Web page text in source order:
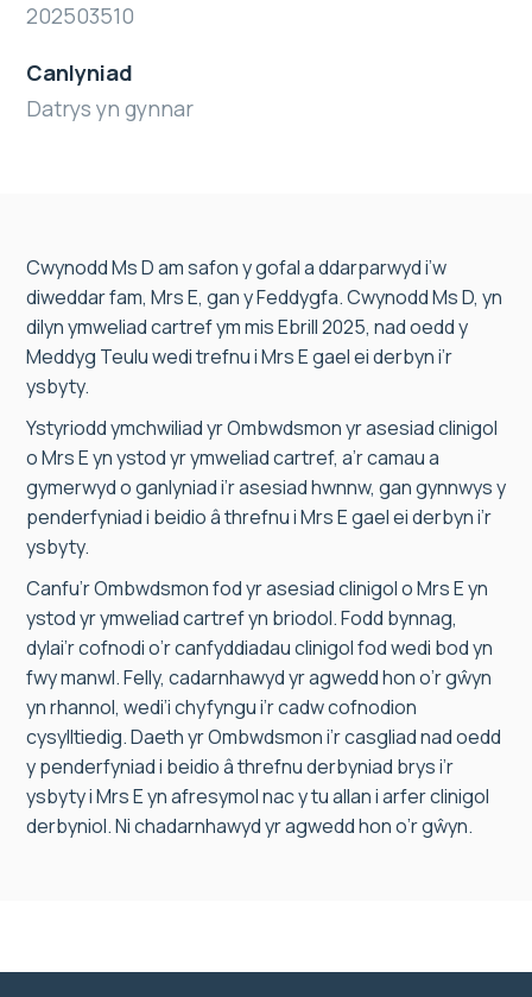
202503510
Canlyniad
Datrys yn gynnar
Cwynodd Ms D am safon y gofal a ddarparwyd i’w
diweddar fam, Mrs E, gan y Feddygfa. Cwynodd Ms D, yn
dilyn ymweliad cartref ym mis Ebrill 2025, nad oedd y
Meddyg Teulu wedi trefnu i Mrs E gael ei derbyn i’r
ysbyty.
Ystyriodd ymchwiliad yr Ombwdsmon yr asesiad clinigol
o Mrs E yn ystod yr ymweliad cartref, a’r camau a
gymerwyd o ganlyniad i’r asesiad hwnnw, gan gynnwys y
penderfyniad i beidio â threfnu i Mrs E gael ei derbyn i’r
ysbyty.
Canfu’r Ombwdsmon fod yr asesiad clinigol o Mrs E yn
ystod yr ymweliad cartref yn briodol. Fodd bynnag,
dylai’r cofnodi o’r canfyddiadau clinigol fod wedi bod yn
fwy manwl. Felly, cadarnhawyd yr agwedd hon o’r gŵyn
yn rhannol, wedi’i chyfyngu i’r cadw cofnodion
cysylltiedig. Daeth yr Ombwdsmon i’r casgliad nad oedd
y penderfyniad i beidio â threfnu derbyniad brys i’r
ysbyty i Mrs E yn afresymol nac y tu allan i arfer clinigol
derbyniol. Ni chadarnhawyd yr agwedd hon o’r gŵyn.